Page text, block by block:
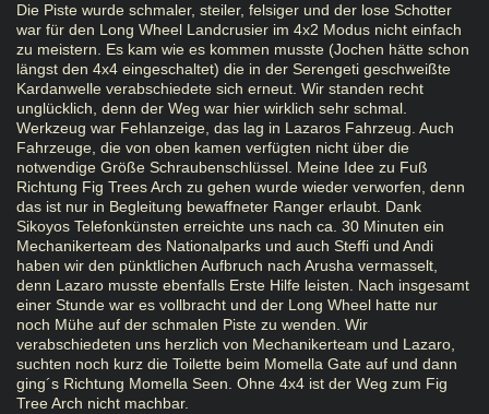
Die Piste wurde schmaler, steiler, felsiger und der lose Schotter
war für den Long Wheel Landcrusier im 4x2 Modus nicht einfach
zu meistern. Es kam wie es kommen musste (Jochen hätte schon
längst den 4x4 eingeschaltet) die in der Serengeti geschweißte
Kardanwelle verabschiedete sich erneut. Wir standen recht
unglücklich, denn der Weg war hier wirklich sehr schmal.
Werkzeug war Fehlanzeige, das lag in Lazaros Fahrzeug. Auch
Fahrzeuge, die von oben kamen verfügten nicht über die
notwendige Größe Schraubenschlüssel. Meine Idee zu Fuß
Richtung Fig Trees Arch zu gehen wurde wieder verworfen, denn
das ist nur in Begleitung bewaffneter Ranger erlaubt. Dank
Sikoyos Telefonkünsten erreichte uns nach ca. 30 Minuten ein
Mechanikerteam des Nationalparks und auch Steffi und Andi
haben wir den pünktlichen Aufbruch nach Arusha vermasselt,
denn Lazaro musste ebenfalls Erste Hilfe leisten. Nach insgesamt
einer Stunde war es vollbracht und der Long Wheel hatte nur
noch Mühe auf der schmalen Piste zu wenden. Wir
verabschiedeten uns herzlich von Mechanikerteam und Lazaro,
suchten noch kurz die Toilette beim Momella Gate auf und dann
ging´s Richtung Momella Seen. Ohne 4x4 ist der Weg zum Fig
Tree Arch nicht machbar.